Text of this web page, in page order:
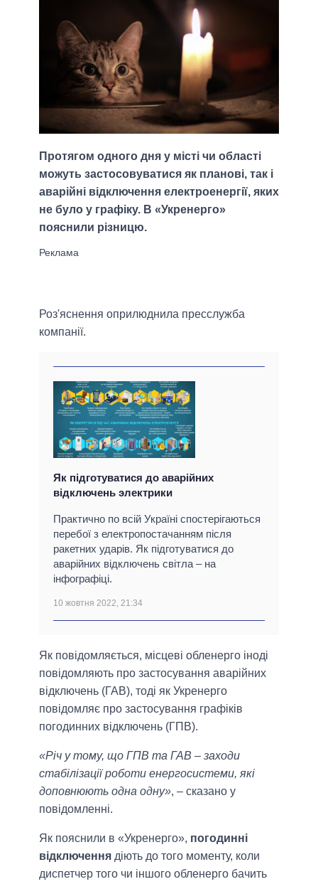
Протягом одного дня у місті чи області
можуть застосовуватися як планові, так і
аварійні відключення електроенергії, яких
не було у графіку. В «Укренерго»
пояснили різницю.
Роз'яснення оприлюднила пресслужба
компанії.
Як підготуватися до аварійних
відключень электрики
Практично по всій Україні спостерігаються
перебої з електропостачанням після
ракетних ударів. Як підготуватися до
аварійних відключень світла – на
інфографіці.
10 жовтня 2022, 21:34
Як повідомляється, місцеві обленерго іноді
повідомляють про застосування аварійних
відключень (ГАВ), тоді як Укренерго
повідомляє про застосування графіків
погодинних відключень (ГПВ).
«Річ у тому, що ГПВ та ГАВ – заходи
стабілізації роботи енергосистеми, які
доповнюють одна одну», – сказано у
повідомленні.
Як пояснили в «Укренерго», погодинні
відключення діють до того моменту, коли
диспетчер того чи іншого обленерго бачить